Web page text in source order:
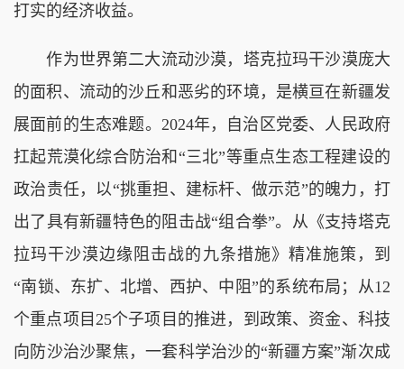
打实的经济收益。
作为世界第二大流动沙漠，塔克拉玛干沙漠庞大
的面积、流动的沙丘和恶劣的环境，是横亘在新疆发
展面前的生态难题。2024年，自治区党委、人民政府
扛起荒漠化综合防治和“三北”等重点生态工程建设的
政治责任，以“挑重担、建标杆、做示范”的魄力，打
出了具有新疆特色的阻击战“组合拳”。从《支持塔克
拉玛干沙漠边缘阻击战的九条措施》精准施策，到
“南锁、东扩、北增、西护、中阻”的系统布局；从12
个重点项目25个子项目的推进，到政策、资金、科技
向防沙治沙聚焦，一套科学治沙的“新疆方案”渐次成